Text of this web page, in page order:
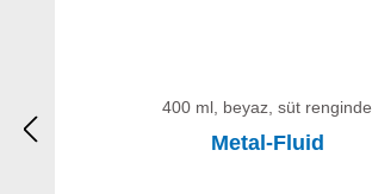
400 ml, beyaz, süt renginde
Metal-Fluid